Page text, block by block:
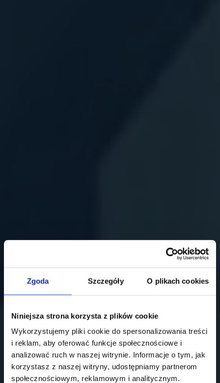
Zgoda Szczegóły O plikach cookies
Niniejsza strona korzysta z plików cookie
Wykorzystujemy pliki cookie do spersonalizowania treści
i reklam, aby oferować funkcje społecznościowe i
analizować ruch w naszej witrynie. Informacje o tym, jak
korzystasz z naszej witryny, udostępniamy partnerom
społecznościowym, reklamowym i analitycznym.